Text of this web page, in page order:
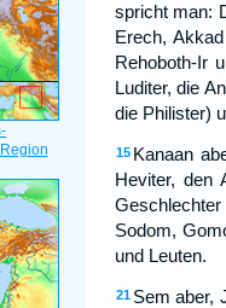
spricht man:
Erech,
Rehoboth-Ir
Luditer, die
die Philister)
15 Kanaan
Heviter, den
Geschlechter
Sodom,
und Leuten.
21 Sem aber,